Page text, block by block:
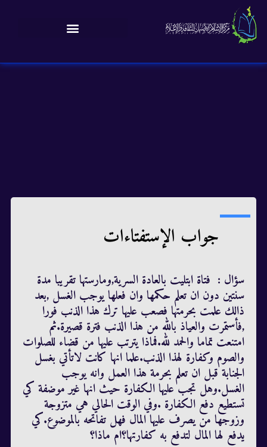
جواب الإستفتاءات
سؤال : فتاة ابتليت بالعادة السرية,ومارستها تقريبا مدة
سنتين دون ان تعلم حكمها وان فعلها يوجب الغسل ,بعد
ذالك علمت بحرمتها فصعب عليها ترك هذا الذنب فورا
,فأستمرت والعياذ بالله من هذا الذنب فترة قصيرة.ثم
امتنعت تماما والحمد لله.فماذا يترتب عليها من قضاء للصلوات
والصوم وكفارة لهذا الذنب.علما انها كانت لاتأتي بغسل
الجنابة قبل ان تعلم بحرمة هذا العمل وانه يوجب
الغسل.وهل تجب عليها الكفارة حيث انها غير موضفة كي
تستطيع دفع الكفارة .وفي الوقت الحالي هي متزوجة
وزوجها من يصرف عليها المال فهل تفاتحه بالموضوع.كي
يدفع لها المال لتدفع به كفارتها؟ام ماذا؟